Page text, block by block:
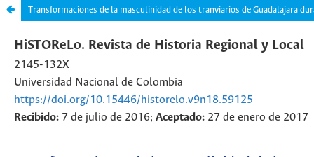
Transformaciones de la masculinidad de los tranviarios de Guadalajara